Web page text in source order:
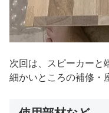
次回は、スピーカーと
細かいところの補修・